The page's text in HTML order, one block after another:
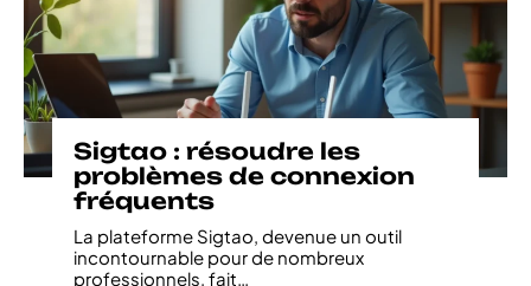
Sigtao : résoudre les
problèmes de connexion
fréquents
La plateforme Sigtao, devenue un outil
incontournable pour de nombreux
professionnels, fait…